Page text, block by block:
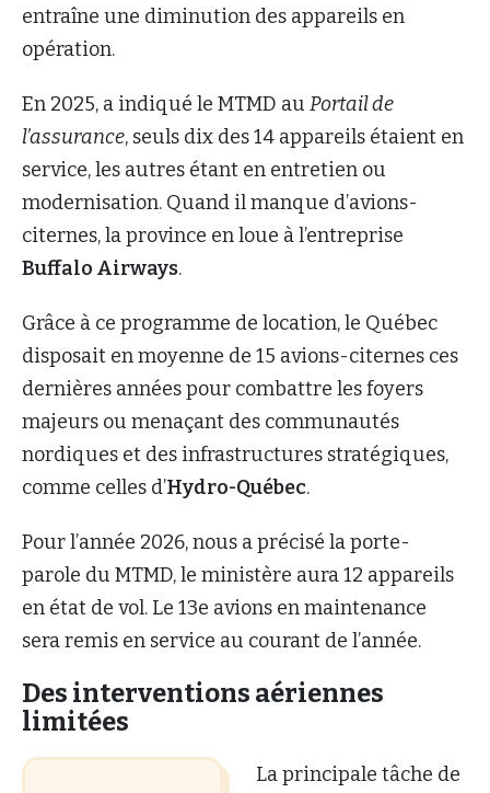
entraîne une diminution des appareils en
opération.
En 2025, a indiqué le MTMD au Portail de
l’assurance, seuls dix des 14 appareils étaient en
service, les autres étant en entretien ou
modernisation. Quand il manque d’avions-
citernes, la province en loue à l’entreprise
Buffalo Airways.
Grâce à ce programme de location, le Québec
disposait en moyenne de 15 avions-citernes ces
dernières années pour combattre les foyers
majeurs ou menaçant des communautés
nordiques et des infrastructures stratégiques,
comme celles d’Hydro-Québec.
Pour l’année 2026, nous a précisé la porte-
parole du MTMD, le ministère aura 12 appareils
en état de vol. Le 13e avions en maintenance
sera remis en service au courant de l’année.
Des interventions aériennes
limitées
La principale tâche de